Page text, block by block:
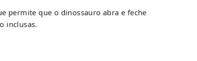
permite que o dinossauro abra e feche
inclusas.